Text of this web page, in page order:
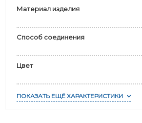
Материал изделия
Способ соединения
Цвет
ПОКАЗАТЬ ЕЩЁ ХАРАКТЕРИСТИКИ